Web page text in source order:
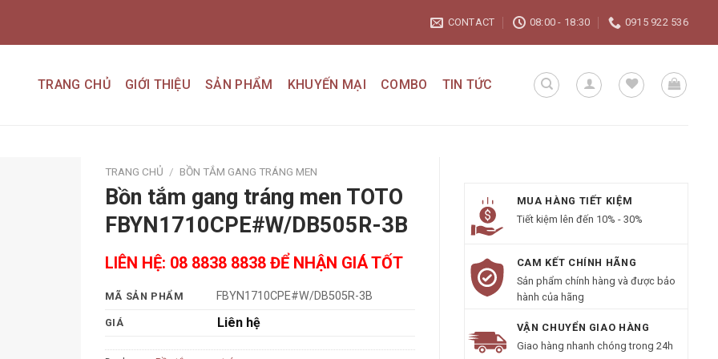
CONTACT 08:00 - 18:30 0915 922 536
TRANG CHỦ GIỚI THIỆU SẢN PHẨM KHUYẾN MẠI COMBO TIN TỨC
TRANG CHỦ / BỒN TẮM GANG TRÁNG MEN
Bồn tắm gang tráng men TOTO
FBYN1710CPE#W/DB505R-3B
LIÊN HỆ: 08 8838 8838 ĐỂ NHẬN GIÁ TỐT
MÃ SẢN PHẨM FBYN1710CPE#W/DB505R-3B
GIÁ Liên hệ
MUA HÀNG TIẾT KIỆM
Tiết kiệm lên đến 10% - 30%
CAM KẾT CHÍNH HÃNG
Sản phẩm chính hàng và được bảo
hành của hãng
VẬN CHUYỂN GIAO HÀNG
Giao hàng nhanh chóng trong 24h